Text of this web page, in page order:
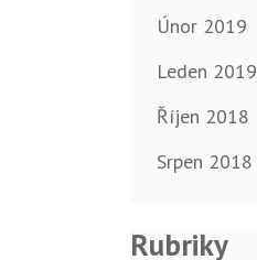
Únor 2019
Leden 2019
Říjen 2018
Srpen 2018
Rubriky